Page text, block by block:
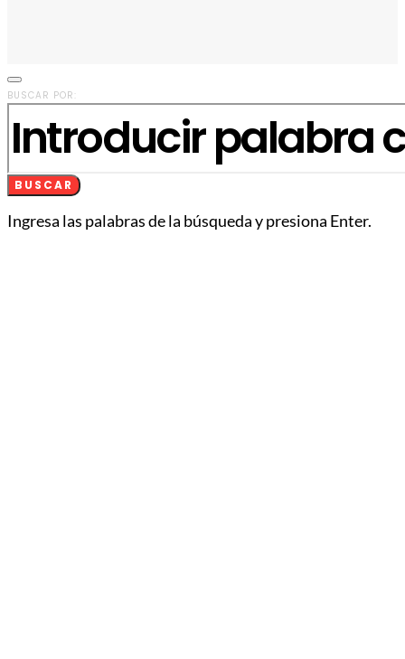
BUSCAR POR:
BUSCAR
Ingresa las palabras de la búsqueda y presiona Enter.